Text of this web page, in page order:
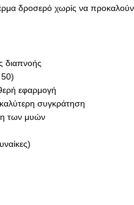
δροσερό χωρίς να προκαλούν
διαπνοής
50)
εφαρμογή
καλύτερη συγκράτηση
των μυών